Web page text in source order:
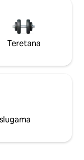
Teretana